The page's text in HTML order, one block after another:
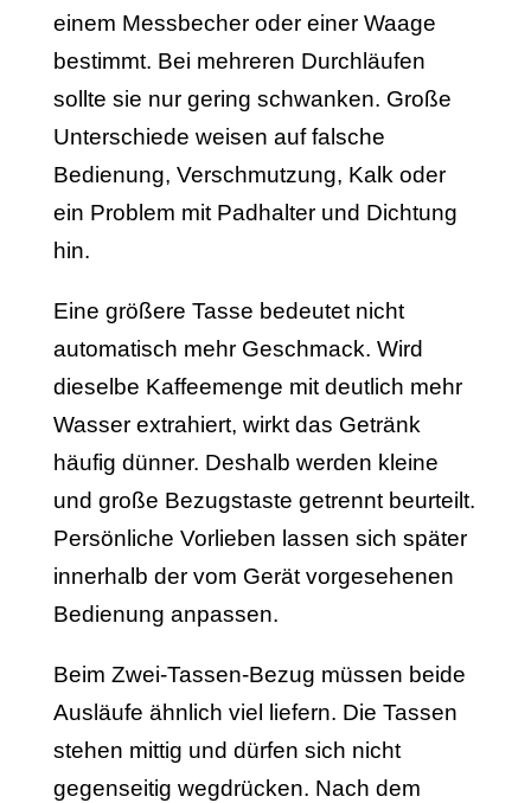
einem Messbecher oder einer Waage
bestimmt. Bei mehreren Durchläufen
sollte sie nur gering schwanken. Große
Unterschiede weisen auf falsche
Bedienung, Verschmutzung, Kalk oder
ein Problem mit Padhalter und Dichtung
hin.
Eine größere Tasse bedeutet nicht
automatisch mehr Geschmack. Wird
dieselbe Kaffeemenge mit deutlich mehr
Wasser extrahiert, wirkt das Getränk
häufig dünner. Deshalb werden kleine
und große Bezugstaste getrennt beurteilt.
Persönliche Vorlieben lassen sich später
innerhalb der vom Gerät vorgesehenen
Bedienung anpassen.
Beim Zwei-Tassen-Bezug müssen beide
Ausläufe ähnlich viel liefern. Die Tassen
stehen mittig und dürfen sich nicht
gegenseitig wegdrücken. Nach dem